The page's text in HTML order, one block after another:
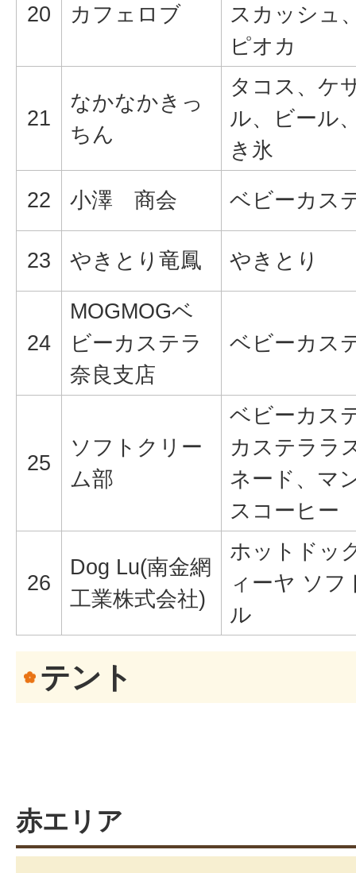
20 カフェロブ
スカッシュ
ピオカ
21
なかなかきっ
ちん
タコス、ケ
ル、ビール
き氷
22 小澤 商会 ベビーカス
23 やきとり竜鳳 やきとり
24
MOGMOGベ
ビーカステラ
奈良支店
ベビーカス
25
ソフトクリー
ム部
ベビーカス
カステララ
ネード、マ
スコーヒー
26
Dog Lu(南金網
工業株式会社)
ホットドッ
ィーヤ ソ
ル
テント
赤エリア